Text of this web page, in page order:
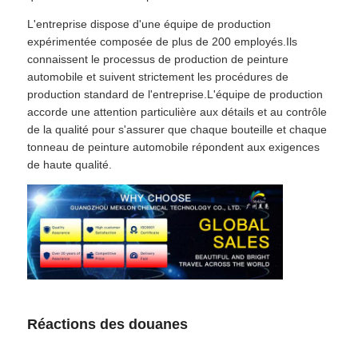
L'entreprise dispose d'une équipe de production
expérimentée composée de plus de 200 employés.Ils
connaissent le processus de production de peinture
automobile et suivent strictement les procédures de
production standard de l'entreprise.L'équipe de production
accorde une attention particulière aux détails et au contrôle
de la qualité pour s'assurer que chaque bouteille et chaque
tonneau de peinture automobile répondent aux exigences
de haute qualité.
Réactions des douanes